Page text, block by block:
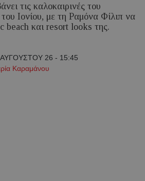
τις καλοκαιρινές του
Ιονίου, με τη Ραμόνα Φίλιπ να
beach και resort looks της.
26 - 15:45
Καραμάνου